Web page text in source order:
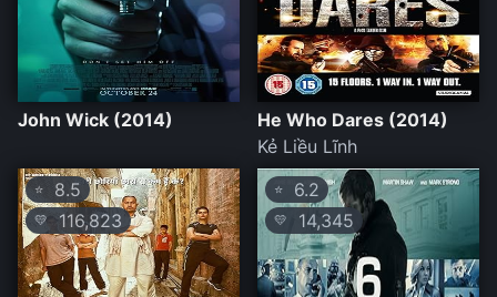
John Wick (2014)
He Who Dares (2014)
Kẻ Liều Lĩnh
⭐ 8.5
💛 116,823
⭐ 6.2
💛 14,345